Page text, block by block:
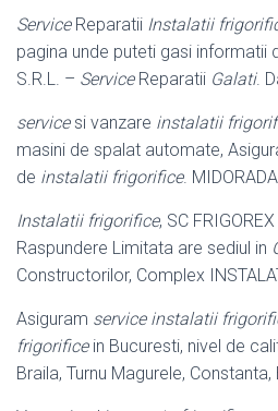
ServiceReparatii Instalatii
pagina unde puteti gasi informatii
S.R.L. – ServiceReparatii Galati.
servicesi vanzare instalatii
masini de spalat automate,
de instalatii frigorifice.
Instalatii frigorifice, SC
Raspundere Limitata are sediul in
Constructorilor, Complex
Asiguram service instalatii
frigorificein Bucuresti, nivel de
Braila, Turnu Magurele, Constanta,